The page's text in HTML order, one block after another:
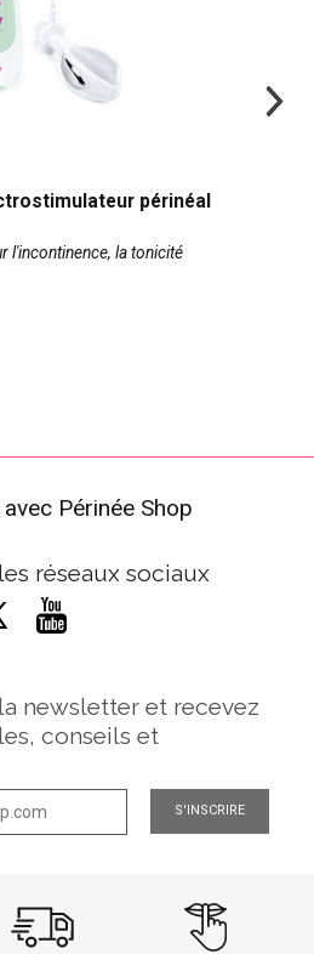
périnéal
l'incontinence, la tonicité
Périnée Shop
réseaux sociaux
newsletter et recevez
conseils et
S'INSCRIRE